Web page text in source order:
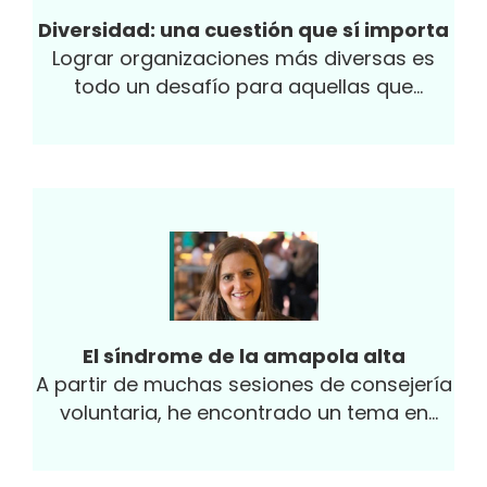
Diversidad: una cuestión que sí importa
Lograr organizaciones más diversas es
todo un desafío para aquellas que
de crear valor en el largo plazo.
El síndrome de la amapola alta
A partir de muchas sesiones de consejería
voluntaria, he encontrado un tema en